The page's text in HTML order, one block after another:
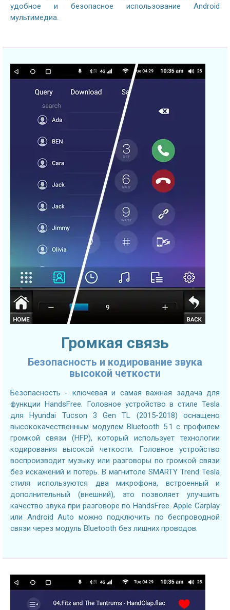
удобное и безопасное использование Android
мультимедиа.
Громкая связь
Безопасность и кодирование звука
высокой четкости
Безопасность - ключевая и самая важная задача для
функции HandsFree. Головное устройство в стиле Tesla
для Hyundai Tucson 3 Gen TL (2015-2018) оснащено
высококачественным модулем Bluetooth 5.1 с профилем
громкой связи (HFP), который использует технологии
кодирования высокой четкости. Головное устройство
воспроизводит музыку или разговоры по громкой связи
без искажений и потерь. В магнитоле SMARTY Trend Tesla
стиля используются два микрофона, встроенный и
дополнительный (внешний), это позволяет улучшить
качество звука при разговоре по HandsFree. Apple Carplay
или Android Auto можно подключить по беспроводной
связи через модуль Bluetooth без лишних проводов.